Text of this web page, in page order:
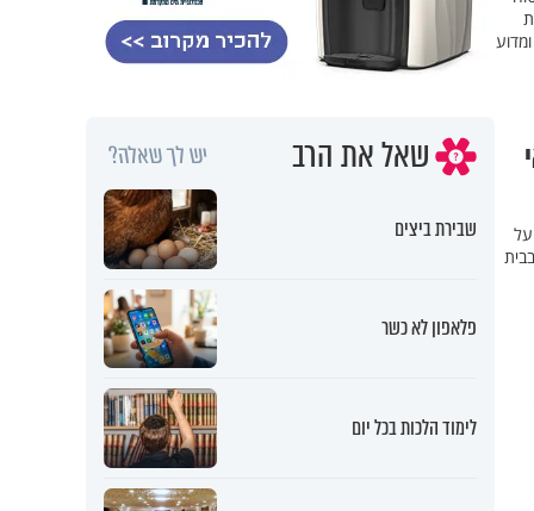
על
שאל את הרב יש לך שאלה?
שבירת ביצים
פלאפון לא כשר
לימוד הלכות בכל יום